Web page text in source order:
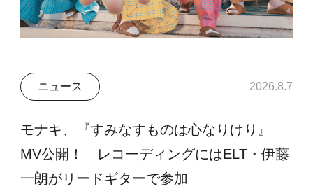
ニュース 2026.8.7
モナキ、『すみなすものは心なりけり』
MV公開！ レコーディングにはELT・伊藤
一朗がリードギターで参加